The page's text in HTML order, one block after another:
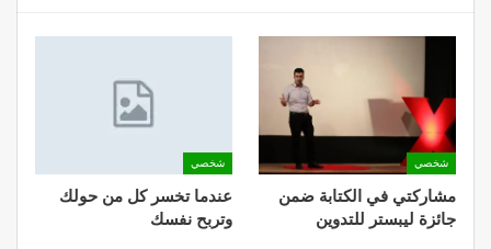
شخصي
مشاركتي في الكتابة ضمن
جائزة ليبستر للتدوين
شخصي
عندما تخسر كل من حولك
وتربح نفسك